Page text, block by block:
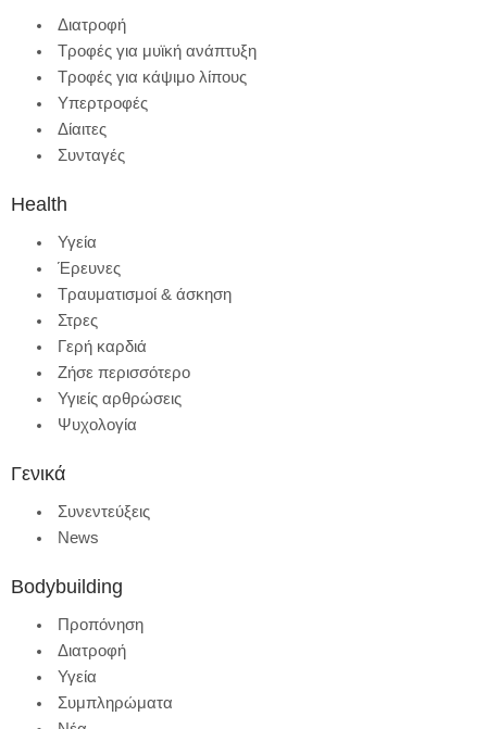
Διατροφή
Τροφές για μυϊκή ανάπτυξη
Τροφές για κάψιμο λίπους
Υπερτροφές
Δίαιτες
Συνταγές
Health
Υγεία
Έρευνες
Τραυματισμοί & άσκηση
Στρες
Γερή καρδιά
Ζήσε περισσότερο
Υγιείς αρθρώσεις
Ψυχολογία
Γενικά
Συνεντεύξεις
News
Bodybuilding
Προπόνηση
Διατροφή
Υγεία
Συμπληρώματα